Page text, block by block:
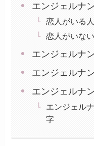
エンジェルナ
恋人がいる
恋人がいな
エンジェルナ
エンジェルナ
エンジェルナ
エンジェル
字